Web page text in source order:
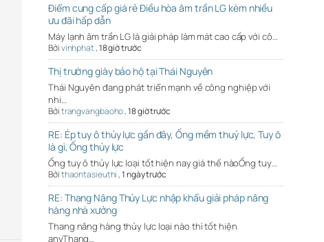
Điểm cung cấp giá rẻ Điều hòa âm trần LG kèm nhiều
ưu đãi hấp dẫn
Máy lạnh âm trần LG là giải pháp làm mát cao cấp với cô…
Bởivinhphat,18 giờ trước
Thị trường giày bảo hộ tại Thái Nguyên
Thái Nguyên đang phát triển mạnh về công nghiệp với
nhi…
Bởitrangvangbaoho,18 giờ trước
RE: Ép tuy ô thủy lực gần đây, Ống mềm thuỷ lực, Tuy ô
là gì, Ống thủy lực
Ống tuy ô thủy lực loại tốt hiện nay giá thế nàoỐng tuy…
Bởithaontasieuthi,1 ngày trước
RE: Thang Nâng Thủy Lực nhập khẩu giải pháp nâng
hàng nhà xưởng
Thang nâng hàng thủy lực loại nào thì tốt hiện
anyThang…